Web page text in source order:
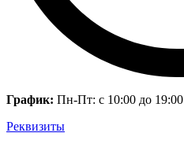
График: Пн-Пт: с 10:00 до 19:00
Реквизиты